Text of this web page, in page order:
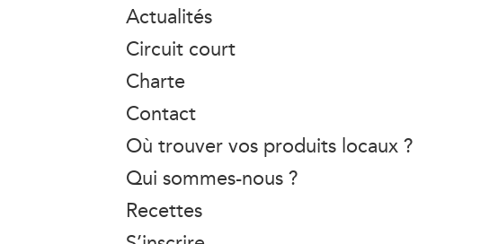
Actualités
Circuit court
Charte
Contact
Où trouver vos produits locaux ?
Qui sommes-nous ?
Recettes